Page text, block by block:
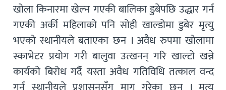
खोला किनारमा खेल्न गएकी बालिका डुबेपछि उद्धार गर्न
गएकी अर्की महिलाको पनि सोही खाल्डोमा डुबेर मृत्यु
भएको स्थानीयले बताएका छन । अवैध रुपमा खोलामा
स्काभेटर प्रयोग गरी बालुवा उत्खनन् गरि खाल्टो खन्ने
कार्यको बिरोध गर्दै यस्ता अवैध गतिविधि तत्काल वन्द